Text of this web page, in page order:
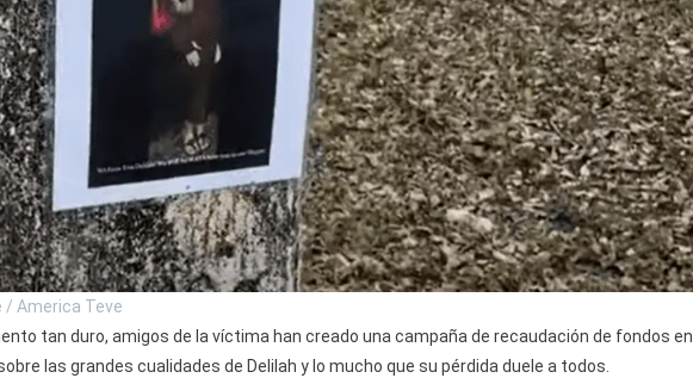
/ America Teve
tan duro, amigos de la víctima han creado una campaña de recaudación de fondos en
las grandes cualidades de Delilah y lo mucho que su pérdida duele a todos.